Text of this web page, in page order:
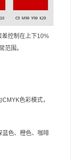
差控制在上下10%
范围。
色彩模式，
蓝色、橙色、咖啡